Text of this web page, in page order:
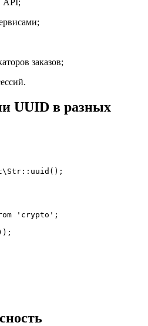
API;
заказов;
UUID в разных
'crypto';